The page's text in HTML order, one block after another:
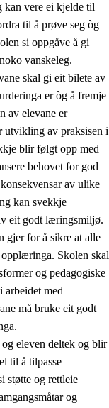
kan vere ei kjelde til
til å prøve seg òg
si oppgåve å gi
vanskeleg.
skal gi eit bilete av
er òg å fremje
av elevane er
utvikling av praksisen i
blir følgt opp med
behovet for god
av ulike
kan svekkje
eit godt læringsmiljø.
gjer for å sikre at alle
Skolen skal
og pedagogiske
arbeidet med
må bruke eit godt
eleven deltek og blir
til å tilpasse
støtte og rettleie
og